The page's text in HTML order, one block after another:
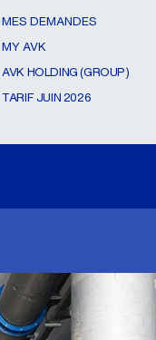
MES DEMANDES
MY AVK
AVK HOLDING (GROUP)
TARIF JUIN 2026